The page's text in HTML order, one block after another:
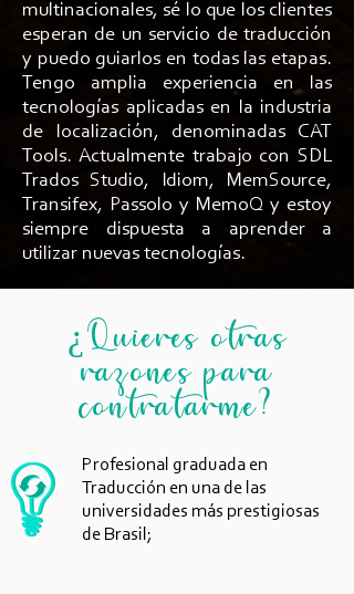
multinacionales, sé lo que los clientes
esperan de un servicio de traducción
y puedo guiarlos en todas las etapas.
Tengo amplia experiencia en las
tecnologías aplicadas en la industria
de localización, denominadas CAT
Tools. Actualmente trabajo con SDL
Trados Studio, Idiom, MemSource,
Transifex, Passolo y MemoQ y estoy
siempre dispuesta a aprender a
utilizar nuevas tecnologías.
¿Quieres otras
razones para
contratarme?
Profesional graduada en
Traducción en una de las
universidades más prestigiosas
de Brasil;